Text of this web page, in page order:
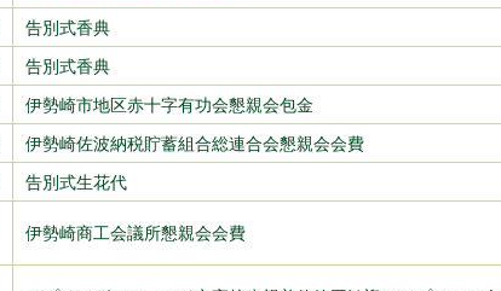
告別式香典
告別式香典
伊勢崎市地区赤十字有功会懇親会包金
伊勢崎佐波納税貯蓄組合総連合会懇親会会費
告別式生花代
伊勢崎商工会議所懇親会会費